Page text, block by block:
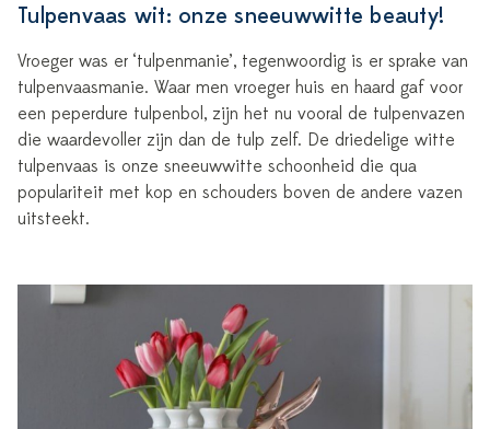
Tulpenvaas wit: onze sneeuwwitte beauty!
Vroeger was er ‘tulpenmanie’, tegenwoordig is er sprake van
tulpenvaasmanie. Waar men vroeger huis en haard gaf voor
een peperdure tulpenbol, zijn het nu vooral de tulpenvazen ​​
die waardevoller zijn dan de tulp zelf. De driedelige witte
tulpenvaas is onze sneeuwwitte schoonheid die qua
populariteit met kop en schouders boven de andere vazen ​​
uitsteekt.